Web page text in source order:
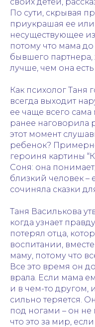
По сути, скрывая
приукрашая ее или
несуществующее
потому что мама
бывшего партнера,
лучше, чем она
Как психолог Таня
всегда выходит
ее чаще всего сама
ранее наговорила
этот момент
ребенок?
героиня картины
Соня: она
близкий человек –
сочиняла сказки
Таня Василькова
когда узнает
потерял отца,
воспитании,
маму, потому что
Все это время он
врала. Если мама
и в чем-то другом,
сильно теряется.
под ногами – он не
что это за мир,